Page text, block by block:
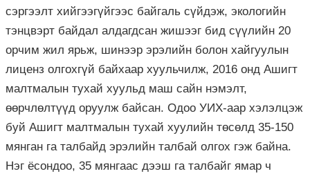
сэргээлт хийгээгүйгээс байгаль сүйдэж, экологийн
тэнцвэрт байдал алдагдсан жишээг бид сүүлийн 20
орчим жил ярьж, шинээр эрэлийн болон хайгуулын
лиценз олгохгүй байхаар хуульчилж, 2016 онд Ашигт
малтмалын тухай хуульд маш сайн нэмэлт,
өөрчлөлтүүд оруулж байсан. Одоо УИХ-аар хэлэлцэж
буй Ашигт малтмалын тухай хуулийн төсөлд 35-150
мянган га талбайд эрэлийн талбай олгох гэж байна.
Нэг ёсондоо, 35 мянгаас дээш га талбайг ямар ч